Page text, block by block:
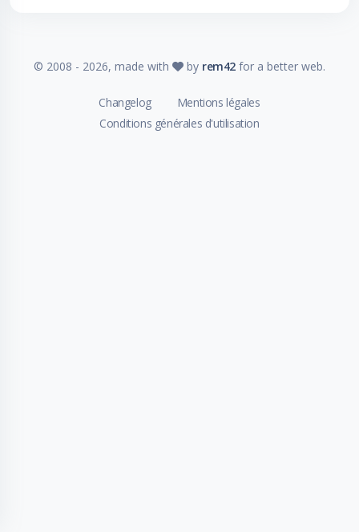
© 2008 - 2026, made with by rem42 for a better web.
Changelog
Mentions légales
Conditions générales d'utilisation